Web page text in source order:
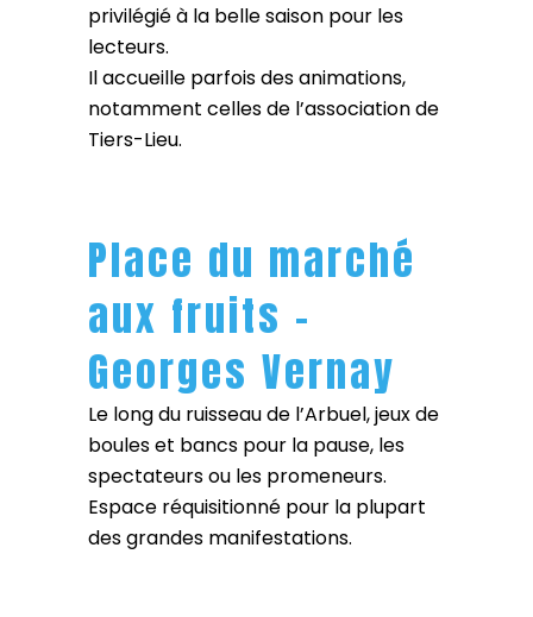
privilégié à la belle saison pour les
lecteurs.
Il accueille parfois des animations,
notamment celles de l’association de
Tiers-Lieu.
Place du marché
aux fruits –
Georges Vernay
Le long du ruisseau de l’Arbuel, jeux de
boules et bancs pour la pause, les
spectateurs ou les promeneurs.
Espace réquisitionné pour la plupart
des grandes manifestations.